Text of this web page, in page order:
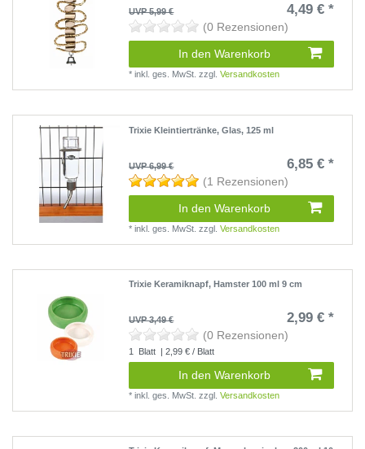
UVP 5,99 € 4,49 € *
(0 Rezensionen)
In den Warenkorb
*inkl. ges. MwSt. zzgl.Versandkosten
Trixie Kleintiertränke, Glas, 125 ml
UVP 6,99 € 6,85 € *
(1 Rezensionen)
In den Warenkorb
*inkl. ges. MwSt. zzgl.Versandkosten
Trixie Keramiknapf, Hamster 100 ml 9 cm
UVP 3,49 € 2,99 € *
(0 Rezensionen)
1 Blatt | 2,99 € / Blatt
In den Warenkorb
*inkl. ges. MwSt. zzgl.Versandkosten